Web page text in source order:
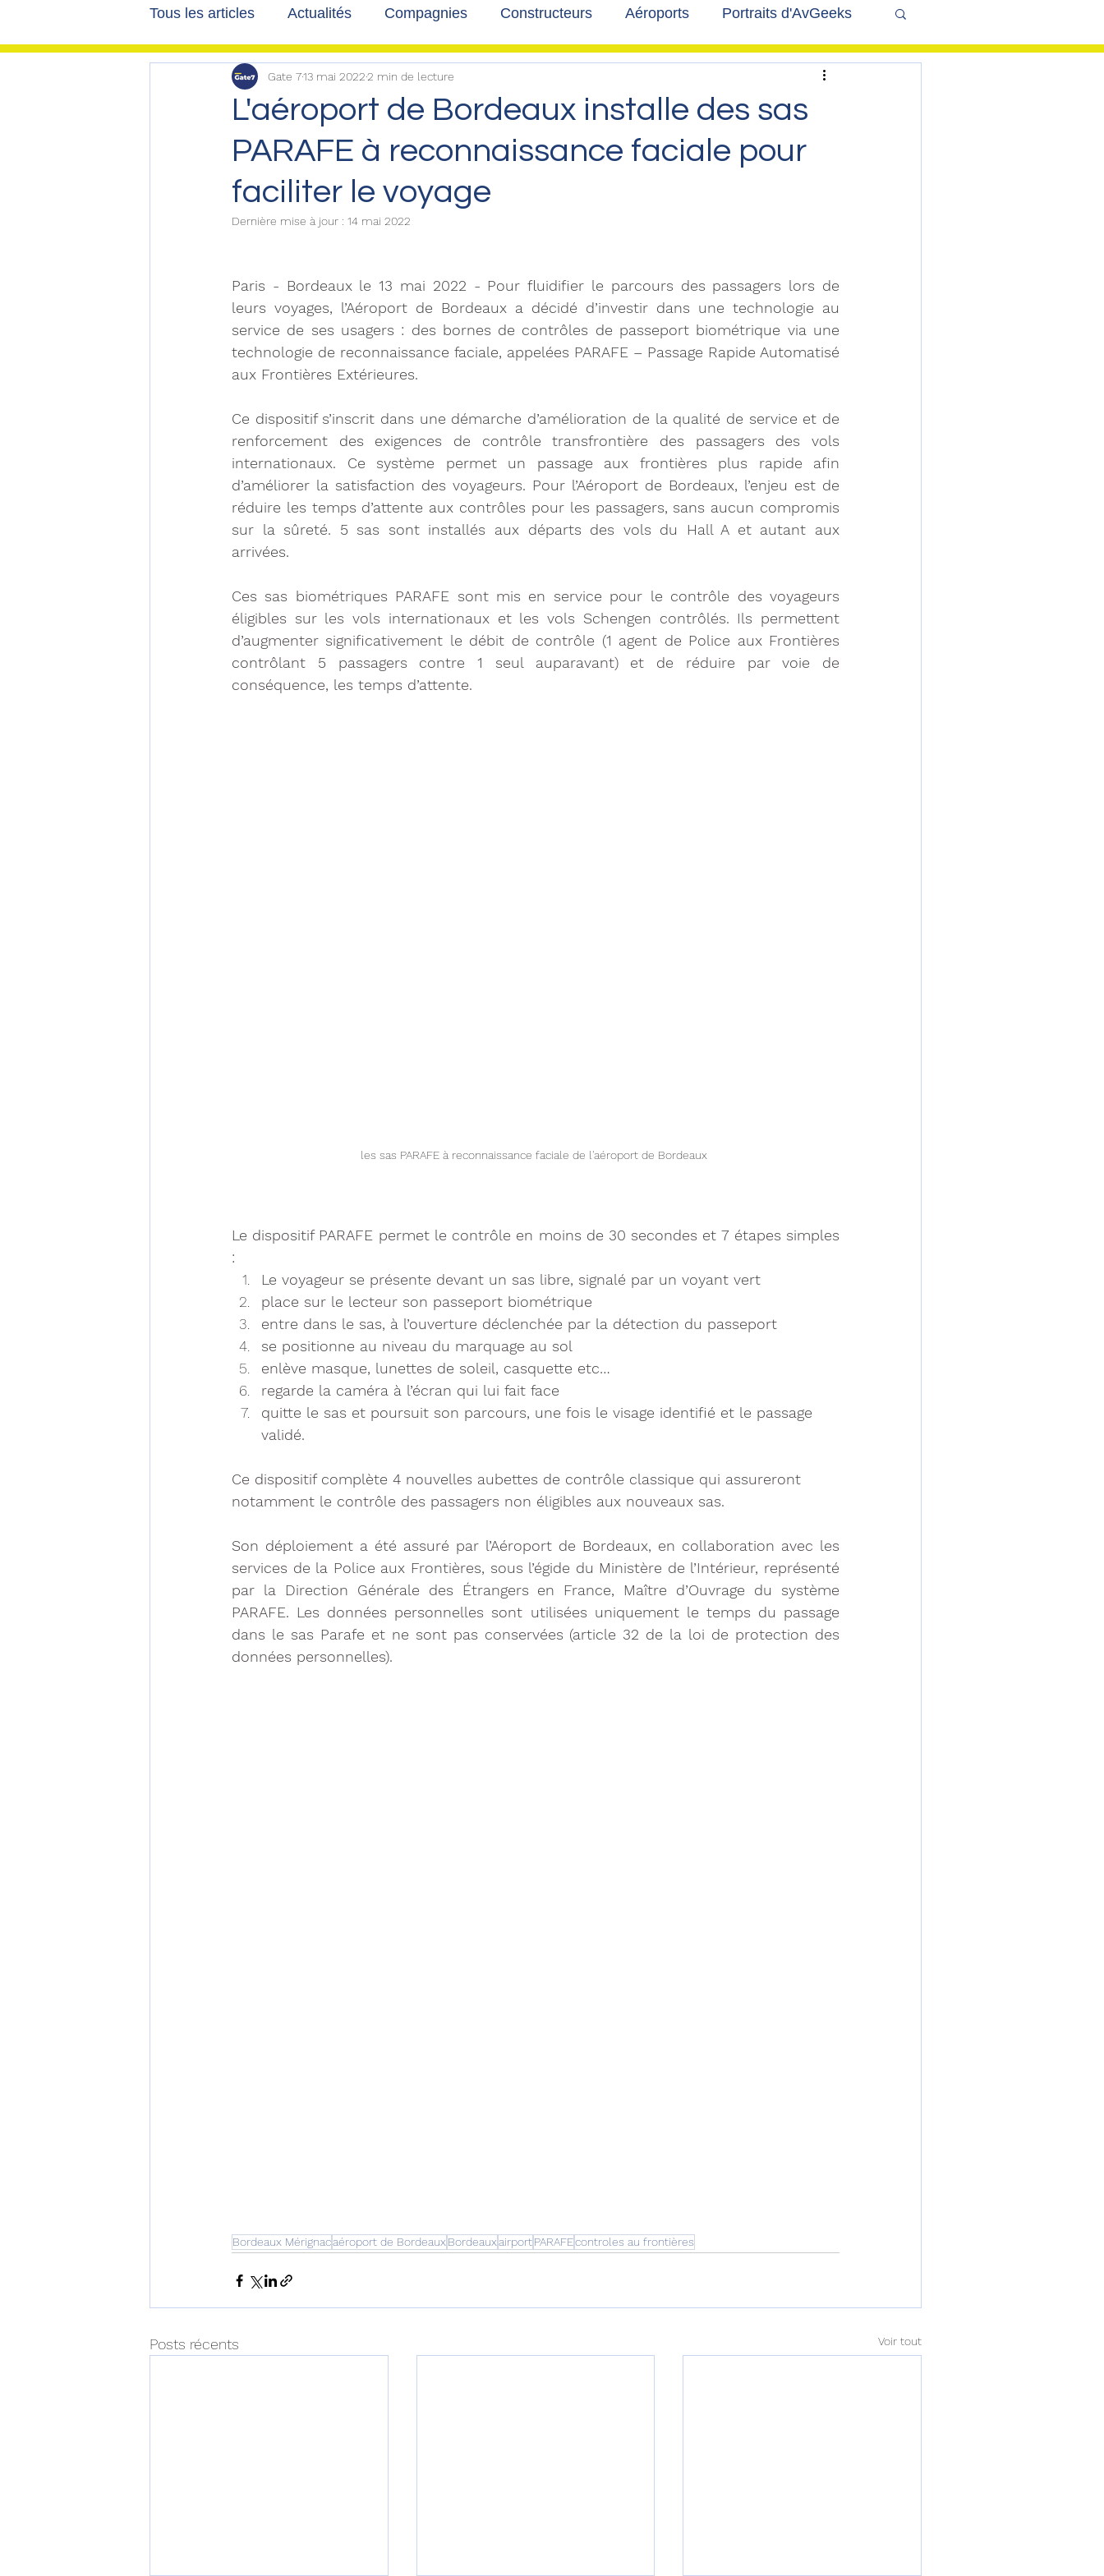
Tous les articles Actualités Compagnies Constructeurs Aéroports Portraits d'AvGeeks
Les tribunes de Gate7 album photo Coté Coulisses
Voyages Reportages
L'aéroport de Bordeaux installe des sas
PARAFE à reconnaissance faciale pour
faciliter le voyage
Gate 713 mai 20222 min de lecture
Dernière mise à jour : 14 mai 2022
Paris - Bordeaux le 13 mai 2022 - Pour fluidifier le parcours des passagers lors de
leurs voyages, l’Aéroport de Bordeaux a décidé d’investir dans une technologie au
service de ses usagers : des bornes de contrôles de passeport biométrique via une
technologie de reconnaissance faciale, appelées PARAFE – Passage Rapide Automatisé
aux Frontières Extérieures.
Ce dispositif s’inscrit dans une démarche d’amélioration de la qualité de service et de
renforcement des exigences de contrôle transfrontière des passagers des vols
internationaux. Ce système permet un passage aux frontières plus rapide afin
d’améliorer la satisfaction des voyageurs. Pour l’Aéroport de Bordeaux, l’enjeu est de
réduire les temps d’attente aux contrôles pour les passagers, sans aucun compromis
sur la sûreté. 5 sas sont installés aux départs des vols du Hall A et autant aux
arrivées.
Ces sas biométriques PARAFE sont mis en service pour le contrôle des voyageurs
éligibles sur les vols internationaux et les vols Schengen contrôlés. Ils permettent
d’augmenter significativement le débit de contrôle (1 agent de Police aux Frontières
contrôlant 5 passagers contre 1 seul auparavant) et de réduire par voie de
conséquence, les temps d’attente.
les sas PARAFE à reconnaissance faciale de l'aéroport de Bordeaux
Le dispositif PARAFE permet le contrôle en moins de 30 secondes et 7 étapes simples
:
Le voyageur se présente devant un sas libre, signalé par un voyant vert
place sur le lecteur son passeport biométrique
entre dans le sas, à l’ouverture déclenchée par la détection du passeport
se positionne au niveau du marquage au sol
enlève masque, lunettes de soleil, casquette etc…
regarde la caméra à l’écran qui lui fait face
quitte le sas et poursuit son parcours, une fois le visage identifié et le passage
validé.
Ce dispositif complète 4 nouvelles aubettes de contrôle classique qui assureront
notamment le contrôle des passagers non éligibles aux nouveaux sas.
Son déploiement a été assuré par l’Aéroport de Bordeaux, en collaboration avec les
services de la Police aux Frontières, sous l’égide du Ministère de l’Intérieur, représenté
par la Direction Générale des Étrangers en France, Maître d’Ouvrage du système
PARAFE. Les données personnelles sont utilisées uniquement le temps du passage
dans le sas Parafe et ne sont pas conservées (article 32 de la loi de protection des
données personnelles).
Bordeaux Mérignacaéroport de BordeauxBordeauxairportPARAFEcontroles au frontières
Posts récents Voir tout